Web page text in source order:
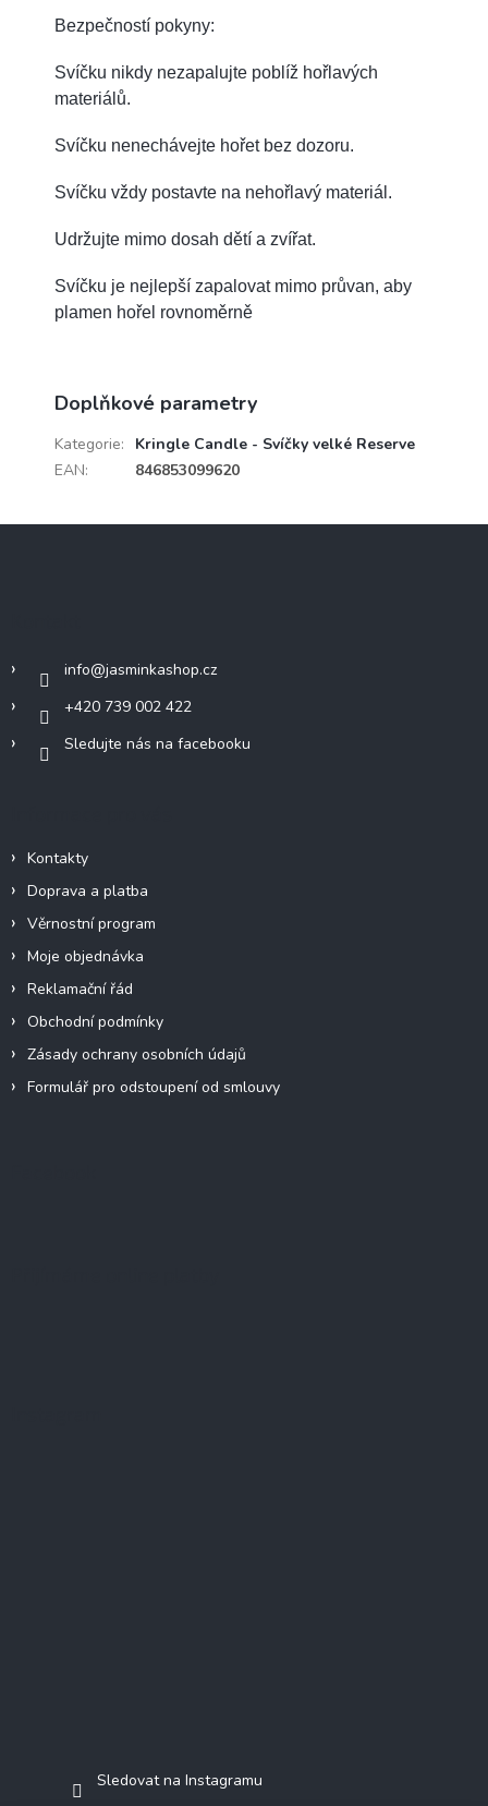
Bezpečností pokyny:
Svíčku nikdy nezapalujte poblíž hořlavých
materiálů.
Svíčku nenechávejte hořet bez dozoru.
Svíčku vždy postavte na nehořlavý materiál.
Udržujte mimo dosah dětí a zvířat.
Svíčku je nejlepší zapalovat mimo průvan, aby
plamen hořel rovnoměrně
Doplňkové parametry
Kategorie:
Kringle Candle - Svíčky velké Reserve
EAN: 846853099620
info@jasminkashop.cz
+420 739 002 422
Sledujte nás na facebooku
Kontakty
Doprava a platba
Věrnostní program
Moje objednávka
Reklamační řád
Obchodní podmínky
Zásady ochrany osobních údajů
Formulář pro odstoupení od smlouvy
Sledovat na Instagramu